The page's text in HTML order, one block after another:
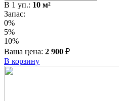
В 1 уп.: 10 м²
Запас:
0%
5%
10%
Ваша цена: 2 900 ₽
В корзину